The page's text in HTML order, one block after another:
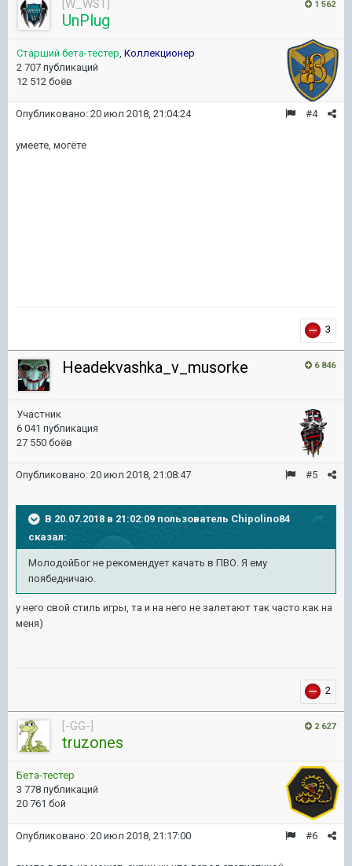
1 562
[W_WST]
UnPlug
Старший бета-тестер Коллекционер
2 707 публикаций
12 512 боёв
#4
Опубликовано: 20 июл 2018, 21:04:24
умеете, могёте
3
6 846
Headekvashka_v_musorke
Участник
6 041 публикация
27 550 боёв
#5
Опубликовано: 20 июл 2018, 21:08:47
В 20.07.2018 в 21:02:09 пользователь Chipolino84
сказал:
МолодойБог не рекомендует качать в ПВО. Я ему
поябедничаю.
у него свой стиль игры, та и на него не залетают так часто как на
меня)
2
2 627
[-GG-]
truzones
Бета-тестер
3 778 публикаций
20 761 бой
#6
Опубликовано: 20 июл 2018, 21:17:00